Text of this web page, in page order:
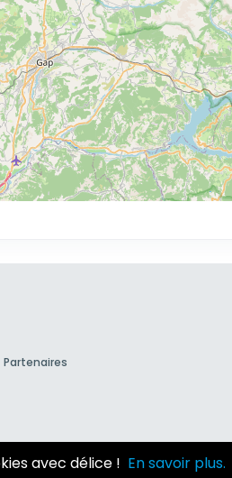
Partenaires
2026Hotzic
avec délice ! En savoir plus.